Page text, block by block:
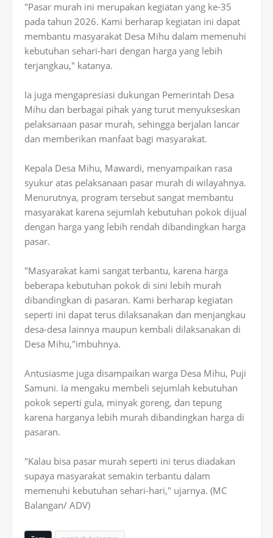
"Pasar murah ini merupakan kegiatan yang ke-35
pada tahun 2026. Kami berharap kegiatan ini dapat
membantu masyarakat Desa Mihu dalam memenuhi
kebutuhan sehari-hari dengan harga yang lebih
terjangkau," katanya.
Ia juga mengapresiasi dukungan Pemerintah Desa
Mihu dan berbagai pihak yang turut menyukseskan
pelaksanaan pasar murah, sehingga berjalan lancar
dan memberikan manfaat bagi masyarakat.
Kepala Desa Mihu, Mawardi, menyampaikan rasa
syukur atas pelaksanaan pasar murah di wilayahnya.
Menurutnya, program tersebut sangat membantu
masyarakat karena sejumlah kebutuhan pokok dijual
dengan harga yang lebih rendah dibandingkan harga
pasar.
"Masyarakat kami sangat terbantu, karena harga
beberapa kebutuhan pokok di sini lebih murah
dibandingkan di pasaran. Kami berharap kegiatan
seperti ini dapat terus dilaksanakan dan menjangkau
desa-desa lainnya maupun kembali dilaksanakan di
Desa Mihu,"imbuhnya.
Antusiasme juga disampaikan warga Desa Mihu, Puji
Samuni. Ia mengaku membeli sejumlah kebutuhan
pokok seperti gula, minyak goreng, dan tepung
karena harganya lebih murah dibandingkan harga di
pasaran.
"Kalau bisa pasar murah seperti ini terus diadakan
supaya masyarakat semakin terbantu dalam
memenuhi kebutuhan sehari-hari," ujarnya. (MC
Balangan/ ADV)